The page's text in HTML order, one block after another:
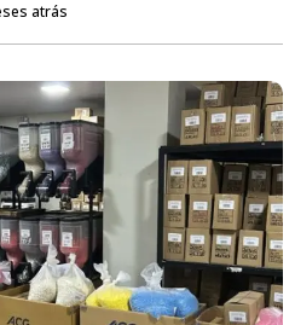
atrás